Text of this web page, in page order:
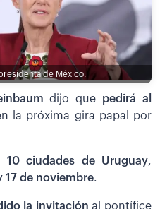
de México.
dijo que pedirá al
la próxima gira papal por
10 ciudades de Uruguay,
17 de noviembre.
la invitación al pontífice